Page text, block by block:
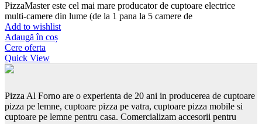
PizzaMaster este cel mai mare producator de cuptoare electrice
multi-camere din lume (de la 1 pana la 5 camere de
Add to wishlist
Adaugă în coș
Cere oferta
Quick View
Pizza Al Forno are o experienta de 20 ani in producerea de cuptoare
pizza pe lemne, cuptoare pizza pe vatra, cuptoare pizza mobile si
cuptoare pe lemne pentru casa. Comercializam accesorii pentru